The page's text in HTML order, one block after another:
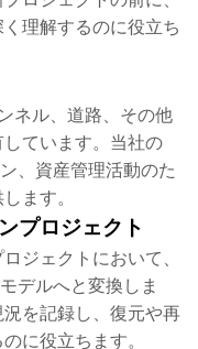
理解するのに役立ち
ネル、道路、その他
ています。当社の
、資産管理活動のた
ます。
プロジェクト
ジェクトにおいて、
デルへと変換しま
を記録し、復元や再
に役立ちます。